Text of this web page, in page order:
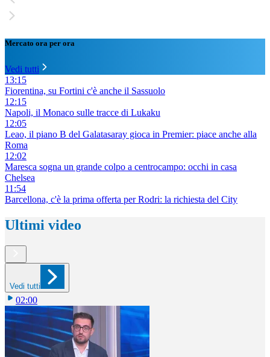
Mercato ora per ora
Vedi tutti
13:15
Fiorentina, su Fortini c'è anche il Sassuolo
12:15
Napoli, il Monaco sulle tracce di Lukaku
12:05
Leao, il piano B del Galatasaray gioca in Premier: piace anche alla
Roma
12:02
Maresca sogna un grande colpo a centrocampo: occhi in casa
Chelsea
11:54
Barcellona, c'è la prima offerta per Rodri: la richiesta del City
Ultimi video
Vedi tutti
02:00